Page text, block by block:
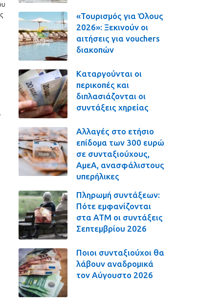
«Τουρισμός για Όλους
2026»: Ξεκινούν οι
αιτήσεις για vouchers
διακοπών
Καταργούνται οι
περικοπές και
διπλασιάζονται οι
συντάξεις χηρείας
Αλλαγές στο ετήσιο
επίδομα των 300 ευρώ
σε συνταξιούχους,
ΑμεΑ, ανασφάλιστους
υπερήλικες
Πληρωμή συντάξεων:
Πότε εμφανίζονται
στα ΑΤΜ οι συντάξεις
Σεπτεμβρίου 2026
Ποιοι συνταξιούχοι θα
λάβουν αναδρομικά
τον Αύγουστο 2026